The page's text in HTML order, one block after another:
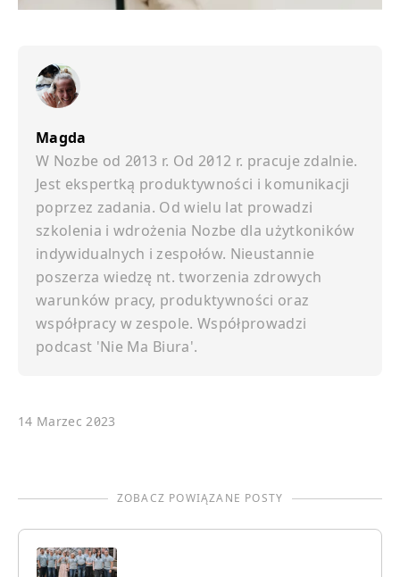
Magda
W Nozbe od 2013 r. Od 2012 r. pracuje zdalnie.
Jest ekspertką produktywności i komunikacji
poprzez zadania. Od wielu lat prowadzi
szkolenia i wdrożenia Nozbe dla użytkoników
indywidualnych i zespołów. Nieustannie
poszerza wiedzę nt. tworzenia zdrowych
warunków pracy, produktywności oraz
współpracy w zespole. Współprowadzi
podcast 'Nie Ma Biura'.
14 Marzec 2023
ZOBACZ POWIĄZANE POSTY